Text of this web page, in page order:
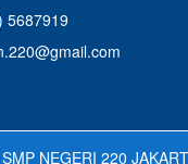
5687919
SMP NEGERI 220